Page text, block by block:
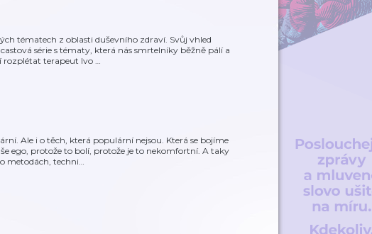
tématech z oblasti duševního zdraví. Svůj vhled
série s tématy, která nás smrtelníky běžně pálí a
rozplétat terapeut Ivo …
Ale i o těch, která populární nejsou. Která se bojíme
ego, protože to bolí, protože je to nekomfortní. A taky
metodách, techni…